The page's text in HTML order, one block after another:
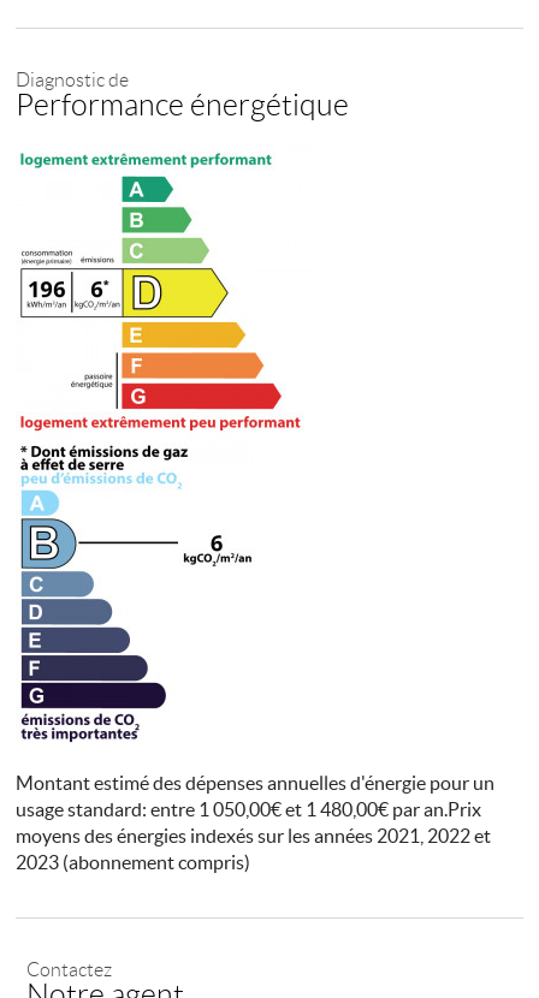
Diagnostic de
Performance énergétique
Montant estimé des dépenses annuelles d'énergie pour un
usage standard: entre 1 050,00€ et 1 480,00€ par an.Prix
moyens des énergies indexés sur les années 2021, 2022 et
2023 (abonnement compris)
Contactez